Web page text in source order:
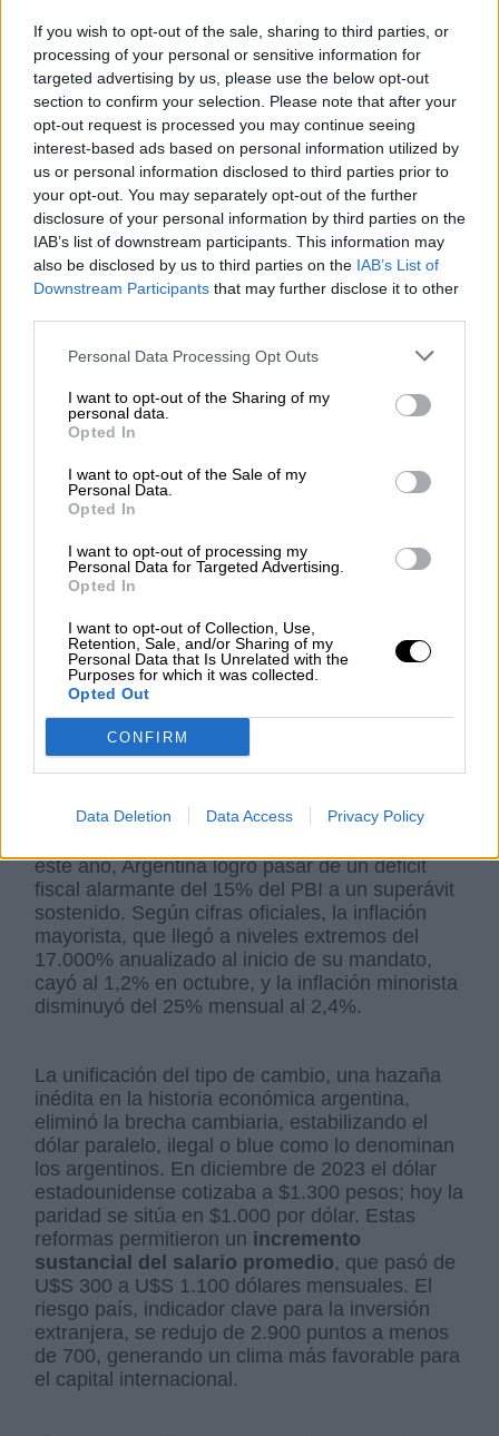
If you wish to opt-out of the sale, sharing to third parties, or
processing of your personal or sensitive information for
targeted advertising by us, please use the below opt-out
section to confirm your selection. Please note that after your
opt-out request is processed you may continue seeing
interest-based ads based on personal information utilized by
us or personal information disclosed to third parties prior to
your opt-out. You may separately opt-out of the further
disclosure of your personal information by third parties on the
IAB’s list of downstream participants. This information may
also be disclosed by us to third parties on the IAB’s List of
Downstream Participants that may further disclose it to other
Personal Data Processing Opt Outs
I want to opt-out of the Sharing of my
personal data.
Opted In
I want to opt-out of the Sale of my
Personal Data.
Opted In
I want to opt-out of processing my
Personal Data for Targeted Advertising.
Opted In
I want to opt-out of Collection, Use,
Retention, Sale, and/or Sharing of my
Personal Data that Is Unrelated with the
Purposes for which it was collected.
Opted Out
CONFIRM
Data Deletion Data Access Privacy Policy
Primer año de la Argentina Libertaria
Argentina conmemora el primer aniversario del
mandato del presidente Javier Milei, un
economista libertario que irrumpió en el escenario
político para desmantelar lo que denomina “el
régimen de privilegios” y establecer un modelo de
“máxima libertad”. Su llegada al poder no solo
sacudió la economía con reformas profundas,
sino que también dejó a la oposición fragmentada
y en crisis, sin una estrategia clara para hacerle
frente.
Mas artículos del mismo autor/a
VIERNES, 13 DICIEMBRE 2024
El milagro argentino
La gestión de Milei se ha caracterizado por su
este año, Argentina logró pasar de un déficit
fiscal alarmante del 15% del PBI a un superávit
sostenido. Según cifras oficiales, la inflación
mayorista, que llegó a niveles extremos del
17.000% anualizado al inicio de su mandato,
cayó al 1,2% en octubre, y la inflación minorista
disminuyó del 25% mensual al 2,4%.
La unificación del tipo de cambio, una hazaña
inédita en la historia económica argentina,
eliminó la brecha cambiaria, estabilizando el
dólar paralelo, ilegal o blue como lo denominan
los argentinos. En diciembre de 2023 el dólar
estadounidense cotizaba a $1.300 pesos; hoy la
paridad se sitúa en $1.000 por dólar. Estas
reformas permitieron un incremento
sustancial del salario promedio, que pasó de
U$S 300 a U$S 1.100 dólares mensuales. El
riesgo país, indicador clave para la inversión
extranjera, se redujo de 2.900 puntos a menos
de 700, generando un clima más favorable para
el capital internacional.